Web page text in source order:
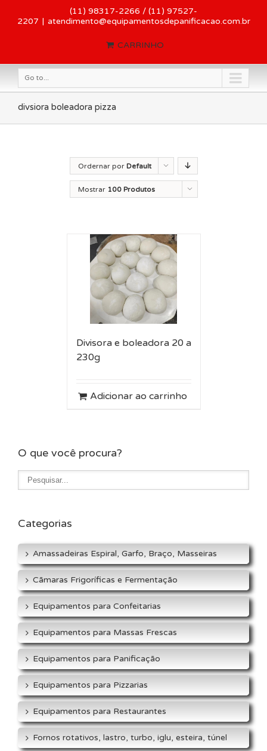
(11) 98317-2266 / (11) 97527-
2207 | atendimento@equipamentosdepanificacao.com.br
CARRINHO
Go to...
divsiora boleadora pizza
Ordernar por Default
Order
Mostrar 100 Produtos
Divisora e boleadora 20 a
230g
Adicionar ao carrinho
O que você procura?
Categorias
Amassadeiras Espiral, Garfo, Braço, Masseiras
Cãmaras Frigoríficas e Fermentação
Equipamentos para Confeitarias
Equipamentos para Massas Frescas
Equipamentos para Panificação
Equipamentos para Pizzarias
Equipamentos para Restaurantes
Fornos rotativos, lastro, turbo, iglu, esteira, túnel